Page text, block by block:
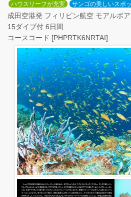
ハウスリーフが充実 サンゴの美しいスポ
成田空港発 フィリピン航空 モアルボ
15ダイブ付 6日間
コースコード [PHPRTK6NRTAI]